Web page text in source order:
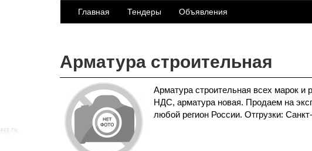
Главная Тендеры Объявления
Арматура строительная
Арматура строительная всех марок и
НДС, арматура новая. Продаем на
любой регион России. Отгрузки: